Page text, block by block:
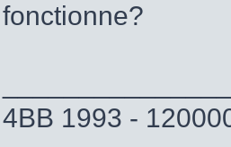
fonctionne?
4BB 1993 -